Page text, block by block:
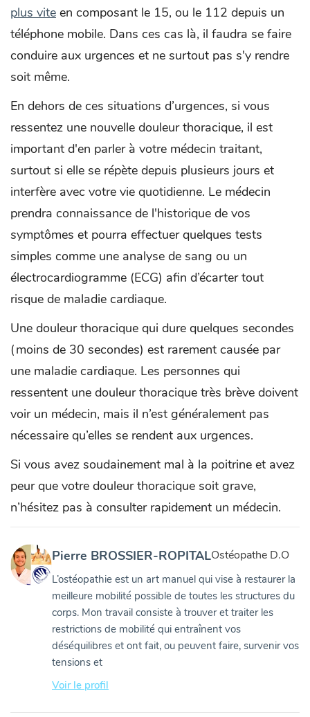
plus vite en composant le 15, ou le 112 depuis un
téléphone mobile. Dans ces cas là, il faudra se faire
conduire aux urgences et ne surtout pas s'y rendre
soit même.
En dehors de ces situations d’urgences, si vous
ressentez une nouvelle douleur thoracique, il est
important d'en parler à votre médecin traitant,
surtout si elle se répète depuis plusieurs jours et
interfère avec votre vie quotidienne. Le médecin
prendra connaissance de l'historique de vos
symptômes et pourra effectuer quelques tests
simples comme une analyse de sang ou un
électrocardiogramme (ECG) afin d’écarter tout
risque de maladie cardiaque.
Une douleur thoracique qui dure quelques secondes
(moins de 30 secondes) est rarement causée par
une maladie cardiaque. Les personnes qui
ressentent une douleur thoracique très brève doivent
voir un médecin, mais il n’est généralement pas
nécessaire qu’elles se rendent aux urgences.
Si vous avez soudainement mal à la poitrine et avez
peur que votre douleur thoracique soit grave,
n’hésitez pas à consulter rapidement un médecin.
Pierre BROSSIER-ROPITALOstéopathe D.O
L’ostéopathie est un art manuel qui vise à restaurer la
meilleure mobilité possible de toutes les structures du
corps. Mon travail consiste à trouver et traiter les
restrictions de mobilité qui entraînent vos
déséquilibres et ont fait, ou peuvent faire, survenir vos
tensions et
Voir le profil